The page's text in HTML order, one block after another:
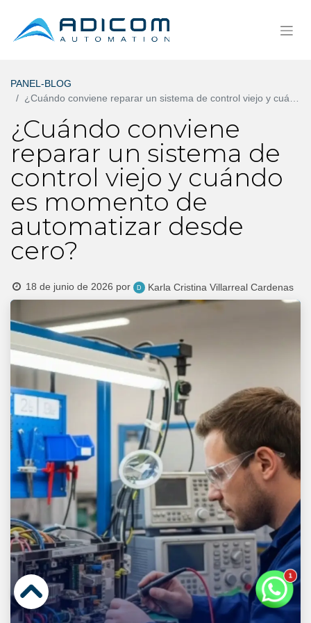
PANEL-BLOG
¿Cuándo conviene reparar un sistema de control viejo y cuándo es momento de automatizar desde cero?
¿Cuándo conviene
reparar un sistema de
control viejo y cuándo
es momento de
automatizar desde
cero?
18 de junio de 2026 por Karla Cristina Villarreal Cardenas